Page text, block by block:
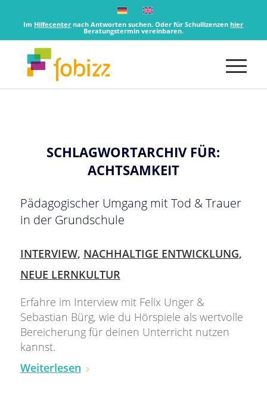
Im Hilfecenter nach Antworten suchen. Oder für Schullizenzenhier
Beratungstermin vereinbaren.
SCHLAGWORTARCHIV FÜR:
ACHTSAMKEIT
Pädagogischer Umgang mit Tod & Trauer
in der Grundschule
INTERVIEW, NACHHALTIGE ENTWICKLUNG,
NEUE LERNKULTUR
Erfahre im Interview mit Felix Unger &
Sebastian Bürg, wie du Hörspiele als wertvolle
Bereicherung für deinen Unterricht nutzen
kannst.
Weiterlesen